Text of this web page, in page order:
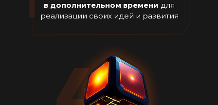
в дополнительном времени для
реализации своих идей и развития